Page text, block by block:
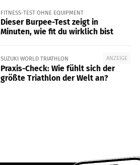
FITNESS-TEST OHNE EQUIPMENT
Dieser Burpee-Test zeigt in
Minuten, wie fit du wirklich bist
ANZEIGE
SUZUKI WORLD TRIATHLON
Praxis-Check: Wie fühlt sich der
größte Triathlon der Welt an?